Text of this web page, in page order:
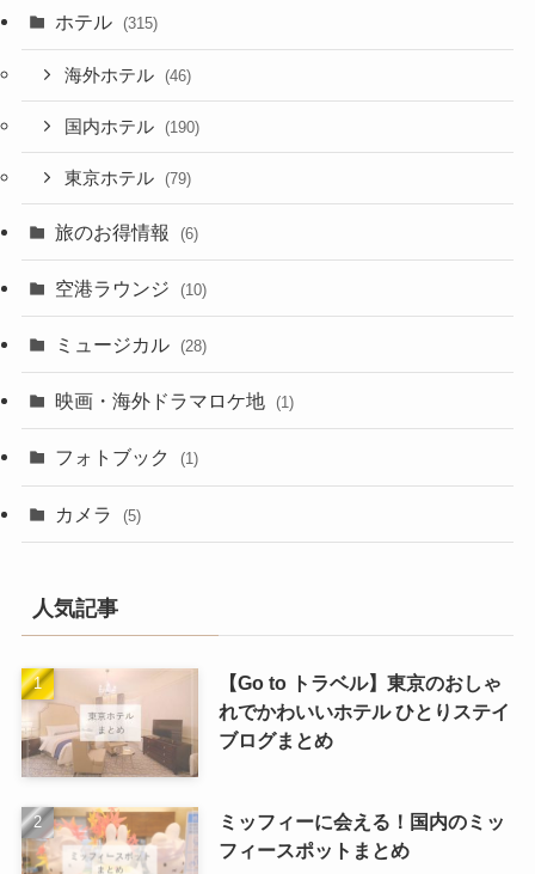
ホテル (315)
海外ホテル (46)
国内ホテル (190)
東京ホテル (79)
旅のお得情報 (6)
空港ラウンジ (10)
ミュージカル (28)
映画・海外ドラマロケ地 (1)
フォトブック (1)
カメラ (5)
人気記事
【Go to トラベル】東京のおしゃ
れでかわいいホテル ひとりステイ
ブログまとめ
ミッフィーに会える！国内のミッ
フィースポットまとめ